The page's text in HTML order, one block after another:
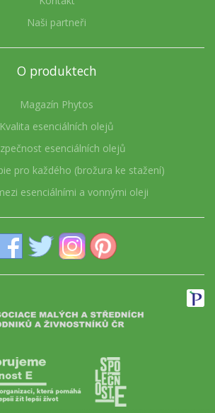
Naši partneři
O produktech
Magazín Phytos
Kvalita esenciálních olejů
esenciálních olejů
pro každého (brožura ke stažení)
esenciálními a vonnými oleji